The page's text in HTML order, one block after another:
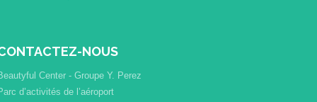
NOUS
Center - Groupe Y. Perez
d’activités de l’aéroport